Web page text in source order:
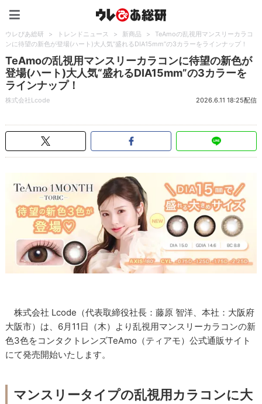
ウレぴあ総研 > トレンドニュース > 新商品 >
TeAmoの乱視用マンスリーカラコ
ンに待望の新色が登場(ハート)大人気“盛れるDIA15mm”の3カラーをラインナップ！
TeAmoの乱視用マンスリーカラコンに待望の新色が
登場(ハート)大人気“盛れるDIA15mm”の3カラーを
ラインナップ！
株式会社Lcode 2026.6.11 18:25配信
株式会社 Lcode（代表取締役社長：藤原 智洋、本社：大阪府
大阪市）は、6月11日（木）より乱視用マンスリーカラコンの新
色3色をコンタクトレンズTeAmo（ティアモ）公式通販サイト
にて発売開始いたします。
マンスリータイプの乱視用カラコンに大